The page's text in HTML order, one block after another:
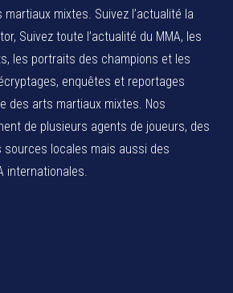
mixtes. Suivez l’actualité la
Suivez toute l’actualité du MMA, les
les portraits des champions et les
enquêtes et reportages
des arts martiaux mixtes. Nos
de plusieurs agents de joueurs, des
sources locales mais aussi des
internationales.